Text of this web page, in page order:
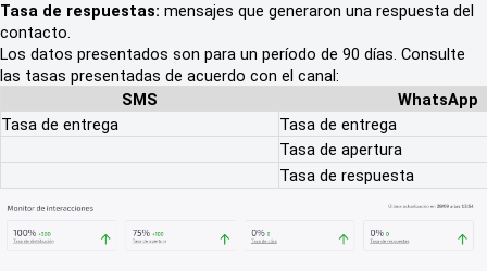
Tasa de respuestas: mensajes que generaron una respuesta del
contacto.
Los datos presentados son para un período de 90 días. Consulte
las tasas presentadas de acuerdo con el canal:
SMS
WhatsApp
Tasa de entrega
Tasa de entrega
Tasa de apertura
Tasa de respuesta